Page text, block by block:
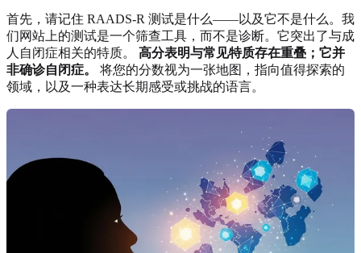
首先，请记住 RAADS-R 测试是什么——以及它不是什么。我
们网站上的测试是一个筛查工具，而不是诊断。它突出了与成
人自闭症相关的特质。 高分表明与常见特质存在重叠；它并
非确诊自闭症。
将您的分数视为一张地图，指向值得探索的
领域，以及一种表达长期感受或挑战的语言。